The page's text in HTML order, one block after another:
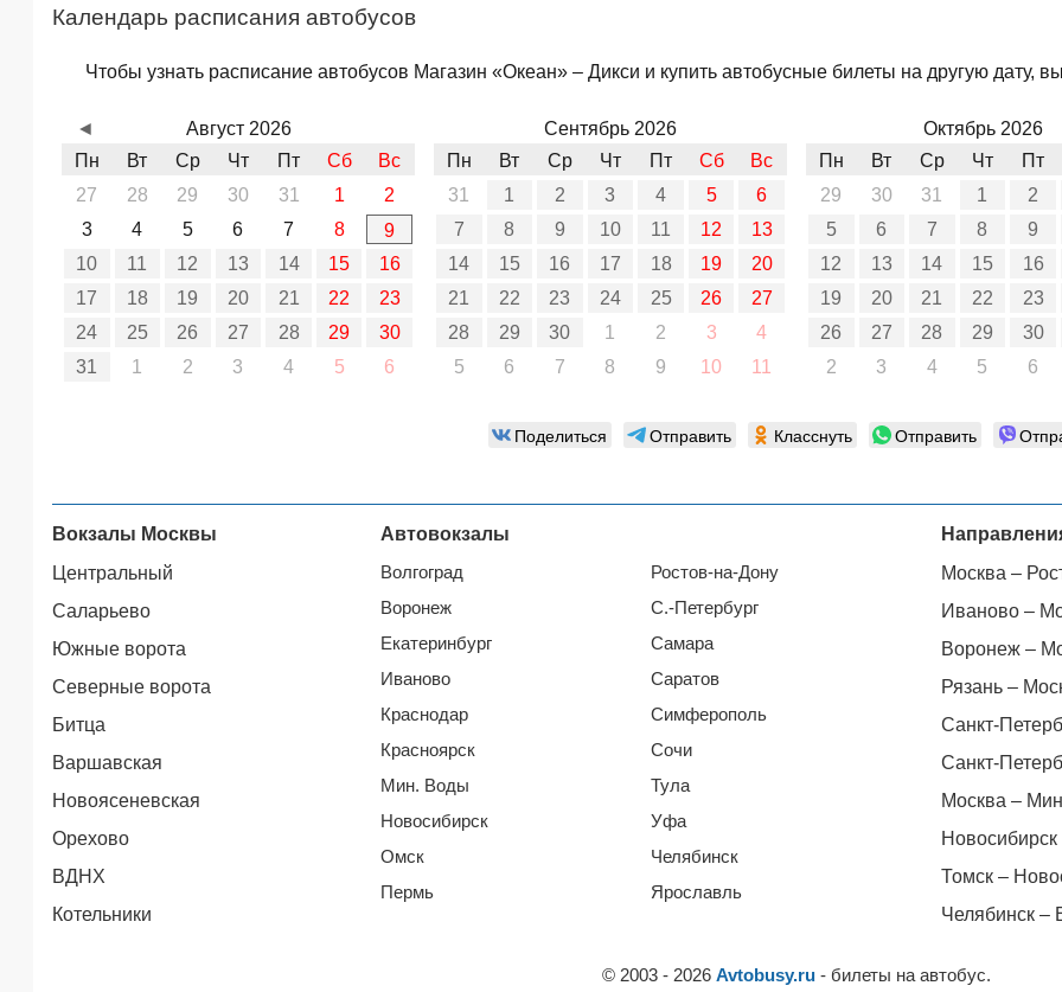
Календарь расписания автобусов
Чтобы узнать расписание автобусов Магазин «Океан» – Дикси и купить автобусные билеты на другую дату,
Август 2026
Пн
Вт Ср Чт Пт Сб
Вс
27
28 29 30 31 1
2
3
4 5 6 7 8
9
10
11 12 13 14 15
16
17
18 19 20 21 22
23
24
25 26 27 28 29
30
31
1 2 3 4 5 6
Сентябрь 2026
Пн
Вт Ср Чт Пт Сб
Вс
31
1 2 3 4 5
6
7
8 9 10 11 12
13
14
15 16 17 18 19
20
21
22 23 24 25 26
27
28
29 30 1 2 3
4
5
6 7 8 9 10 11
Октябрь 2026
Пн
Вт Ср Чт
Пт
29
30 31 1
2
5
6 7 8
9
12
13 14 15
16
19
20 21 22
23
26
27 28 29
30
2
3 4 5 6
◄
Поделиться Отправить Класснуть Отправить
Вокзалы Москвы
Центральный
Саларьево
Южные ворота
Северные ворота
Битца
Варшавская
Новоясеневская
Орехово
ВДНХ
Котельники
Автовокзалы
Волгоград
Воронеж
Екатеринбург
Иваново
Краснодар
Красноярск
Мин. Воды
Новосибирск
Омск
Пермь
Ростов-на-Дону
С.-Петербург
Самара
Саратов
Симферополь
Сочи
Тула
Уфа
Челябинск
Ярославль
Москва –
Иваново –
Воронеж –
Рязань –
Санкт-
Санкт-
Москва –
Томск –
Челябинск –
© 2003 - 2026 Avtobusy.ru - билеты на автобус.